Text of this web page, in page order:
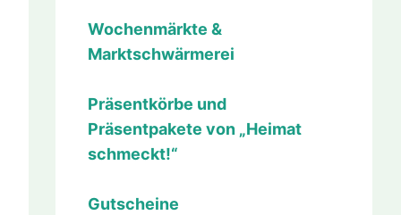
Wochenmärkte &
Marktschwärmerei
Präsentkörbe und
Präsentpakete von „Heimat
schmeckt!“
Gutscheine